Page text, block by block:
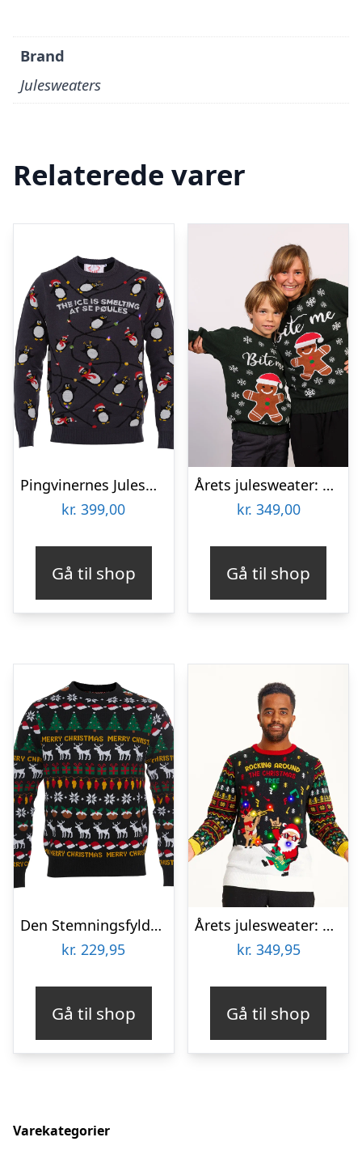
Brand
Julesweaters
Relaterede varer
Pingvinernes Julesweater LED – Børn
kr. 399,00
Gå til shop
Årets julesweater: Bite Me – Børn. Ugly Christmas Sweater lavet i Danmark
kr. 349,00
Gå til shop
Den Stemningsfyldte Julesweater Børn
kr. 229,95
Gå til shop
Årets julesweater: Rocking Around The Christmas Tree – herre / mænd. Ugly Christmas Sweater lavet i Danmark
kr. 349,95
Gå til shop
Varekategorier